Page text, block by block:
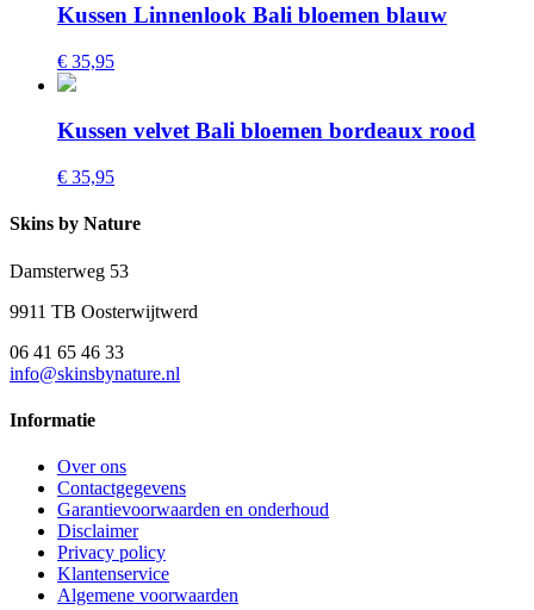
Kussen Linnenlook Bali bloemen blauw
€ 35,95
Kussen velvet Bali bloemen bordeaux rood
€ 35,95
Skins by Nature
Damsterweg 53
9911 TB Oosterwijtwerd
06 41 65 46 33
info@skinsbynature.nl
Informatie
Over ons
Contactgegevens
Garantievoorwaarden en onderhoud
Disclaimer
Privacy policy
Klantenservice
Algemene voorwaarden